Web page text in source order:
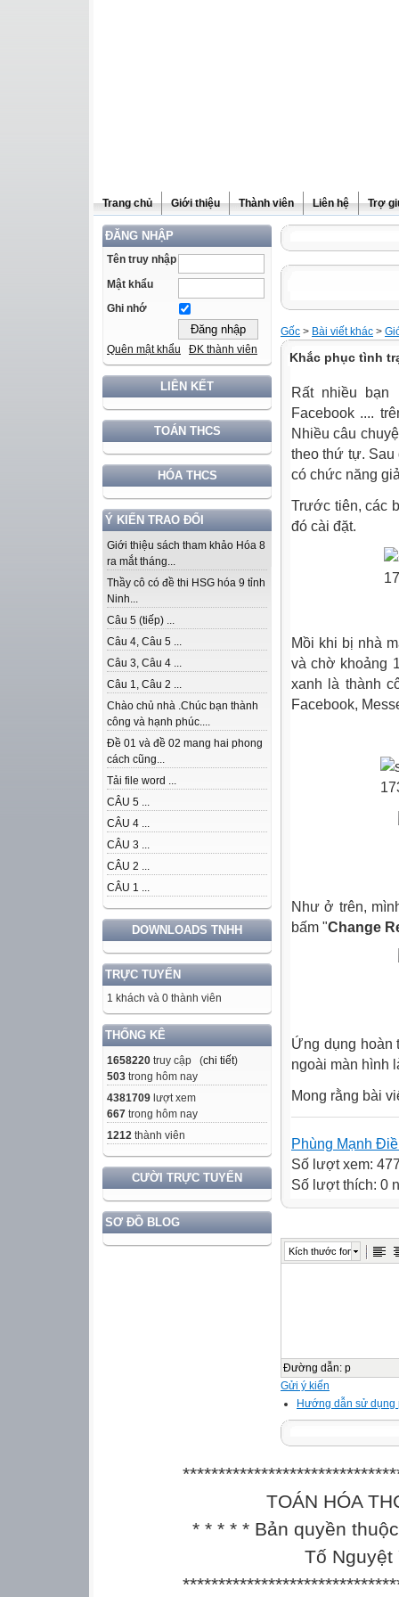
Trang chủ Giới thiệu Thành viên Liên hệ Trợ
ĐĂNG NHẬP
Tên truy nhập
Mật khẩu
Ghi nhớ
Quên mật khẩu ĐK thành viên
LIÊN KẾT
TOÁN THCS
HÓA THCS
Ý KIẾN TRAO ĐỔI
Giới thiệu sách tham khảo Hóa 8
ra mắt tháng...
Thầy cô có đề thi HSG hóa 9 tỉnh
Ninh...
Câu 5 (tiếp) ...
Câu 4, Câu 5 ...
Câu 3, Câu 4 ...
Câu 1, Câu 2 ...
Chào chủ nhà .Chúc bạn thành
công và hạnh phúc....
Đề 01 và đề 02 mang hai phong
cách cũng...
Tải file word ...
CÂU 5 ...
CÂU 4 ...
CÂU 3 ...
CÂU 2 ...
CÂU 1 ...
DOWNLOADS TNHH
TRỰC TUYẾN
1 khách và 0 thành viên
THỐNG KÊ
1658220 truy cập (chi tiết)
503 trong hôm nay
4381709 lượt xem
667 trong hôm nay
1212 thành viên
CƯỜI TRỰC TUYẾN
SƠ ĐỒ BLOG
Gốc > Bài viết khác >
Khắc phục tình
Rất nhiều bạn
Facebook ....
Nhiều câu
theo thứ tự. Sau
có chức năng
Trước tiên, các
đó cài đặt.
Mồi khi bị nhà
và chờ khoảng
xanh là thành
Facebook,
Như ở trên,
bấm "Change
Ứng dụng hoàn
ngoài màn hình
Mong rằng bài
Phùng Mạnh
Số lượt xem:
Số lượt thích: 0
Kích thước font
Đường dẫn: p
Gửi ý kiến
Hướng dẫn sử dụng
TOÁN HÓA
* * * * * Bản quyền
Tố Nguyệt